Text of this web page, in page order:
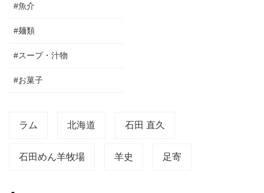
#魚介
#麺類
#スープ・汁物
#お菓子
ラム 北海道 石田 直久
石田めん羊牧場 羊史 足寄